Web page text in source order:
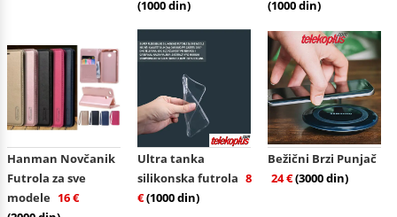
(1000 din)
(1000 din)
Hanman Novčanik
Futrola za sve
modele 16 €
Ultra tanka
silikonska futrola 8
€(1000 din)
Bežični Brzi Punjač
24 €(3000 din)